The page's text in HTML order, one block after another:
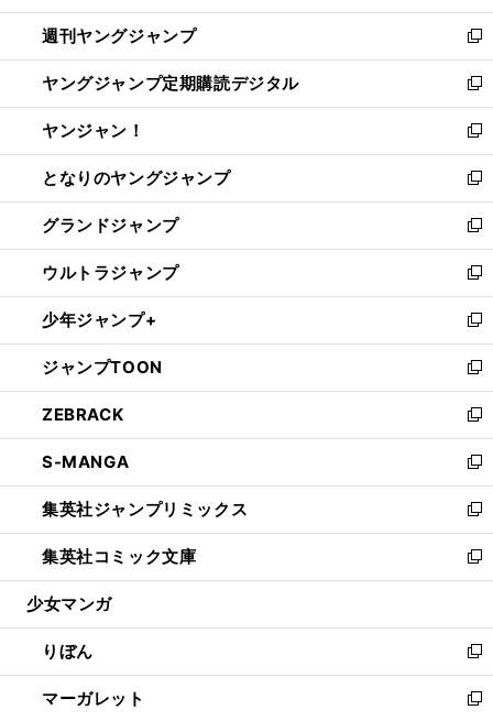
開
く
ウ
で
開
く
ン
ド
ウ
で
開
く
ウ
ィ
ン
ド
ウ
で
開
く
週刊ヤングジャンプ
新
し
い
ウ
ィ
ン
ド
ウ
で
開
く
ヤングジャンプ定期購読デジタル
新
し
い
ウ
ィ
ン
ド
ウ
で
開
く
ヤンジャン！
新
し
い
ウ
ィ
ン
ド
ウ
で
開
く
となりのヤングジャンプ
新
し
い
ウ
ィ
ン
ド
ウ
で
開
く
グランドジャンプ
新
し
い
ウ
ィ
ン
ド
ウ
で
開
く
ウルトラジャンプ
新
し
い
ウ
ィ
ン
ド
ウ
で
開
く
少年ジャンプ+
新
し
い
ウ
ィ
ン
ド
ウ
で
開
く
ジャンプTOON
新
し
い
ウ
ィ
ン
ド
ウ
で
開
ZEBRACK
新
し
い
ウ
ィ
ン
ド
ウ
開
く
S-MANGA
新
し
い
ウ
ィ
ン
ウ
で
開
く
集英社ジャンプリミックス
新
し
い
ウ
ン
ド
ウ
で
集英社コミック文庫
新
し
ウ
ィ
ン
ド
少女マンガ
りぼん
新
し
い
マーガレット
新